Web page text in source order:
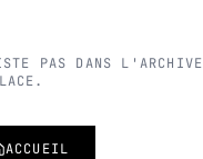
PAS DANS L'ARCHIVE
ACCUEIL